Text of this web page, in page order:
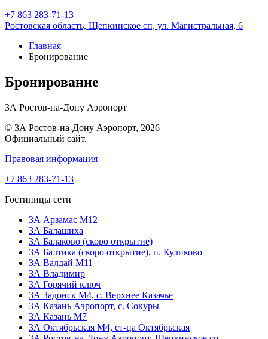
+7 863 283-71-13
Ростовская область, Щепкинское сп, ул. Магистральная, 6
Главная
Бронирование
Бронирование
3А Ростов-на-Дону Аэропорт
© 3А Ростов-на-Дону Аэропорт, 2026
Официальный сайт.
Правовая информация
+7 863 283-71-13
Гостиницы сети
3А Арзамас М12
3А Балашиха
3А Балаково (скоро открытие)
ЗА Балтика (скоро открытие), п. Куликово
ЗА Валдай M11
ЗА Владимир
3А Горячий ключ
3А Задонск М4, с. Верхнее Казачье
3А Казань Аэропорт, с. Сокуры
3А Казань М7
3А Октябрьская М4, ст-ца Октябрьская